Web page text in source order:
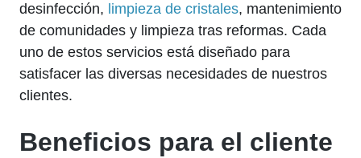
desinfección, limpieza de cristales, mantenimiento
de comunidades y limpieza tras reformas. Cada
uno de estos servicios está diseñado para
satisfacer las diversas necesidades de nuestros
clientes.
Beneficios para el cliente